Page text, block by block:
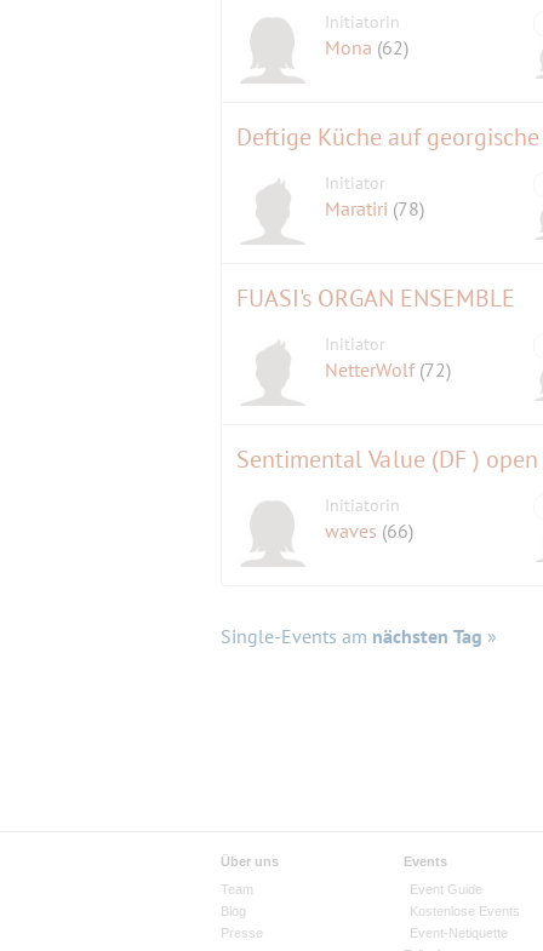
Initiatorin
Mona (62)
Deftige Küche auf
Initiator
Maratiri (78)
FUASI's ORGAN ENSEMBLE
Initiator
NetterWolf (72)
Sentimental Value (DF )
Initiatorin
waves (66)
Single-Events am nächsten Tag »
Über uns
Team
Blog
Presse
Events
Event Guide
Kostenlose Events
Event-Netiquette